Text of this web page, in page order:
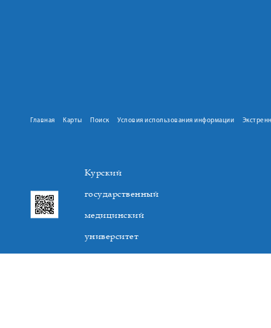
Главная Карты Поиск Условия использования информации
Курский
государственный
медицинский
университет